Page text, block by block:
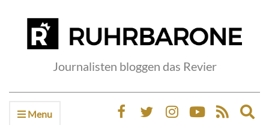
Journalisten bloggen das Revier
Menu